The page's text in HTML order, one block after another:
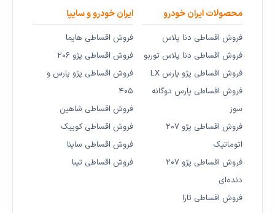
محصولات ایران خودرو
فروش اقساطی دنا پلاس
فروش اقساطی دنا پلاس توربو
فروش اقساطی پژو پارس LX
فروش اقساطی پارس دوگانه
سوز
فروش اقساطی پژو ۲۰۷
اتوماتیک
فروش اقساطی پژو ۲۰۷
دنده‌ای
فروش اقساطی تارا
ایران خودرو و سایپا
فروش اقساطی هایما
فروش اقساطی پژو ۲۰۶
فروش اقساطی پژو پارس و
۴۰۵
فروش اقساطی شاهین
فروش اقساطی کوییک
فروش اقساطی ساینا
فروش اقساطی تیبا